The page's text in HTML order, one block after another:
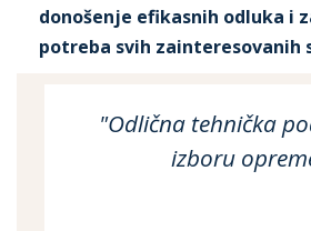
donošenje efikasnih odluka i
potreba svih zainteresovanih
"Odlična tehnička
izboru